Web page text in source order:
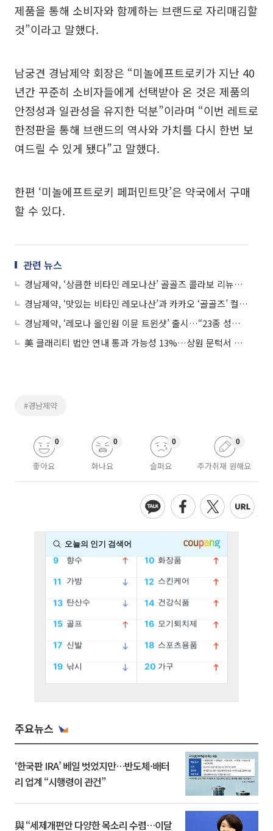
제품을 통해 소비자와 함께하는 브랜드로 자리매김할
것”이라고 말했다.
남궁견 경남제약 회장은 “미놀에프트로키가 지난 40
년간 꾸준히 소비자들에게 선택받아 온 것은 제품의
안정성과 일관성을 유지한 덕분”이라며 “이번 레트로
한정판을 통해 브랜드의 역사와 가치를 다시 한번 보
여드릴 수 있게 됐다”고 말했다.
한편 ‘미놀에프트로키 페퍼민트맛’은 약국에서 구매
할 수 있다.
관련 뉴스
경남제약, ‘상큼한 비타민 레모나산’ 골골즈 콜라보 리뉴얼 출시
경남제약, ‘맛있는 비타민 레모나산’과 카카오 ‘골골즈’ 컬래버 리뉴얼 출시
경남제약, ‘레모나 올인원 이뮨 트윈샷’ 출시…“23종 성분 한병에”
美 클래리티 법안 연내 통과 가능성 13%…상원 문턱서 제동
#경남제약
좋아요
0
화나요
0
슬퍼요
0
추가취재 원해요
0
주요뉴스
‘한국판 IRA’ 베일 벗었지만…반도체·배터
리 업계 “시행령이 관건”
與 “세제개편안 다양한 목소리 수렴…이달